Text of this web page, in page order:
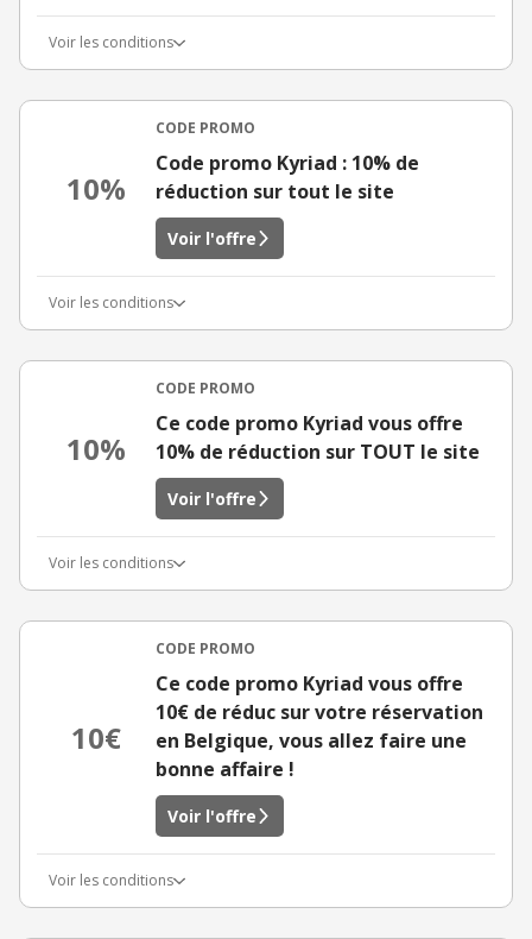
Voir les conditions
10%
CODE PROMO
Code promo Kyriad : 10% de
réduction sur tout le site
Voir l'offre
Voir les conditions
10%
CODE PROMO
Ce code promo Kyriad vous offre
10% de réduction sur TOUT le site
Voir l'offre
Voir les conditions
10€
CODE PROMO
Ce code promo Kyriad vous offre
10€ de réduc sur votre réservation
en Belgique, vous allez faire une
bonne affaire !
Voir l'offre
Voir les conditions